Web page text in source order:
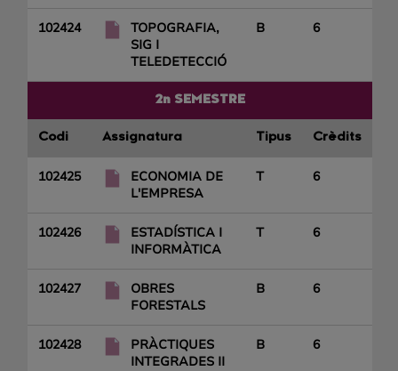
102424
TOPOGRAFIA,
SIG I
TELEDETECCIÓ
B 6
2n SEMESTRE
Codi Assignatura Tipus Crèdits
102425
ECONOMIA DE
L'EMPRESA
T 6
102426
ESTADÍSTICA I
INFORMÀTICA
T 6
102427
OBRES
FORESTALS
B 6
102428
PRÀCTIQUES
INTEGRADES II
B 6